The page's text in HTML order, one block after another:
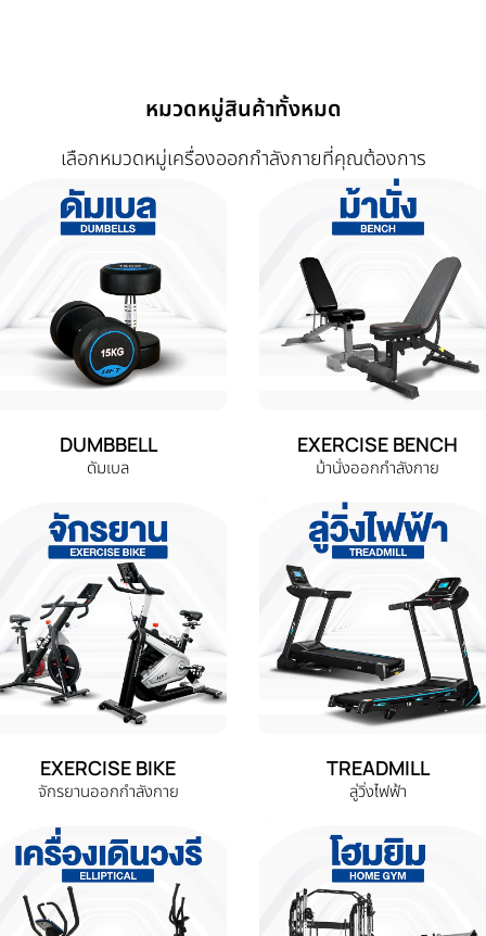
หมวดหมู่สินค้าทั้งหมด
เลือกหมวดหมู่เครื่องออกกำลังกายที่คุณต้องการ
DUMBBELL
ดัมเบล
EXERCISE BENCH
ม้านั่งออกกำลังกาย
EXERCISE BIKE
จักรยานออกกำลังกาย
TREADMILL
ลู่วิ่งไฟฟ้า